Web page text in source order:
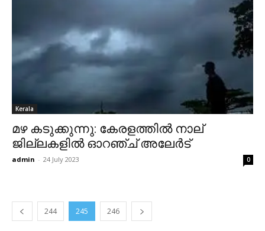
Kerala
മഴ കടുക്കുന്നു: കേരളത്തിൽ നാല്
ജില്ലകളിൽ ഓറഞ്ച് അലേർട്
admin - 24 July 2023 0
244 245 246